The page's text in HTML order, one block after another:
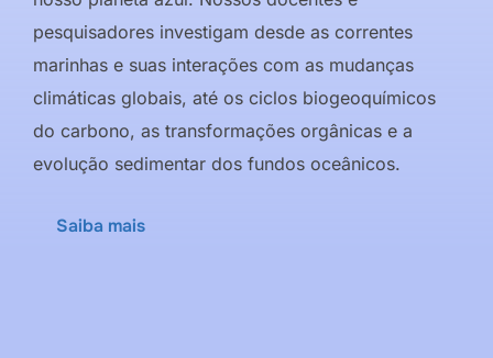
pesquisadores investigam desde as correntes
marinhas e suas interações com as mudanças
climáticas globais, até os ciclos biogeoquímicos
do carbono, as transformações orgânicas e a
evolução sedimentar dos fundos oceânicos.
Saiba mais